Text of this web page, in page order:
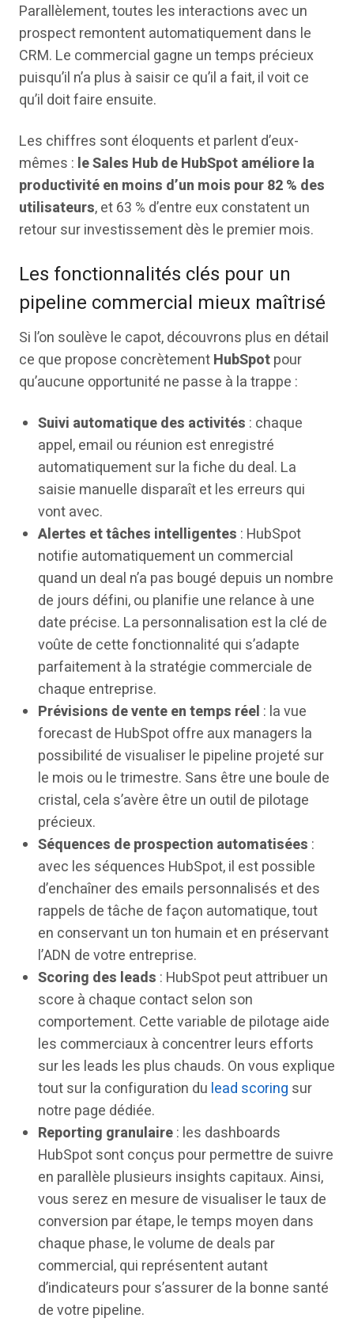
Parallèlement, toutes les interactions avec un
prospect remontent automatiquement dans le
CRM. Le commercial gagne un temps précieux
puisqu’il n’a plus à saisir ce qu’il a fait, il voit ce
qu’il doit faire ensuite.
Les chiffres sont éloquents et parlent d’eux-
mêmes : le Sales Hub de HubSpot améliore la
productivité en moins d’un mois pour 82 % des
utilisateurs, et 63 % d’entre eux constatent un
retour sur investissement dès le premier mois.
Les fonctionnalités clés pour un
pipeline commercial mieux maîtrisé
Si l’on soulève le capot, découvrons plus en détail
ce que propose concrètementHubSpotpour
qu’aucune opportunité ne passe à la trappe :
Suivi automatique des activités : chaque
appel, email ou réunion est enregistré
automatiquement sur la fiche du deal. La
saisie manuelle disparaît et les erreurs qui
vont avec.
Alertes et tâches intelligentes : HubSpot
notifie automatiquement un commercial
quand un deal n’a pas bougé depuis un nombre
de jours défini, ou planifie une relance à une
date précise. La personnalisation est la clé de
voûte de cette fonctionnalité qui s’adapte
parfaitement à la stratégie commerciale de
chaque entreprise.
Prévisions de vente en temps réel : la vue
forecast de HubSpot offre aux managers la
possibilité de visualiser le pipeline projeté sur
le mois ou le trimestre. Sans être une boule de
cristal, cela s’avère être un outil de pilotage
précieux.
Séquences de prospection automatisées :
avec les séquences HubSpot, il est possible
d’enchaîner des emails personnalisés et des
rappels de tâche de façon automatique, tout
en conservant un ton humain et en préservant
l’ADN de votre entreprise.
Scoring des leads : HubSpot peut attribuer un
score à chaque contact selon son
comportement. Cette variable de pilotage aide
les commerciaux à concentrer leurs efforts
sur les leads les plus chauds. On vous explique
tout sur la configuration du lead scoring sur
notre page dédiée.
Reporting granulaire: les dashboards
HubSpot sont conçus pour permettre de suivre
en parallèle plusieurs insights capitaux. Ainsi,
vous serez en mesure de visualiser le taux de
conversion par étape, le temps moyen dans
chaque phase, le volume de deals par
commercial, qui représentent autant
d’indicateurs pour s’assurer de la bonne santé
de votre pipeline.